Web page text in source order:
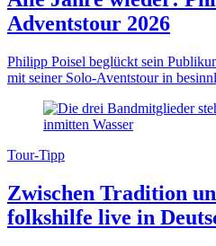
Adventstour 2026
Philipp Poisel beglückt sein
mit seiner Solo-Aventstour in
Tour-Tipp
Zwischen Tradition
folkshilfe live in